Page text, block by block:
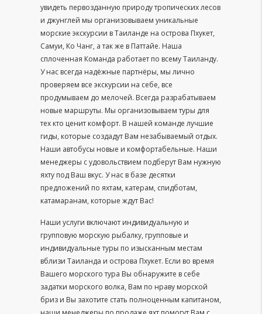
увидеть первозданную природу тропических лесов
и джунглей мы организовываем уникальные
морские экскурсии в Таиланде на острова Пхукет,
Самуи, Ко Чанг, а так же в Паттайе. Наша
сплоченная Команда работает по всему Таиланду.
У нас всегда надёжные партнёры, мы лично
проверяем все экскурсии на себе, все
продумываем до мелочей. Всегда разрабатываем
новые маршруты. Мы организовываем туры для
тех кто ценит комфорт. В нашей команде лучшие
гиды, которые создадут Вам незабываемый отдых.
Наши автобусы новые и комфортабельные. Наши
менеджеры с удовольствием подберут Вам нужную
яхту под Ваш вкус. У нас в базе десятки
предложений по яхтам, катерам, спидботам,
катамаранам, которые ждут Вас!
Наши услуги включают индивидуальную и
групповую морскую рыбалку, групповые и
индивидуальные туры по изысканным местам
вблизи Таиланда и острова Пхукет. Если во время
Вашего морского тура Вы обнаружите в себе
задатки морского волка, Вам по нраву морской
бриз и Вы захотите стать полноценным капитаном,